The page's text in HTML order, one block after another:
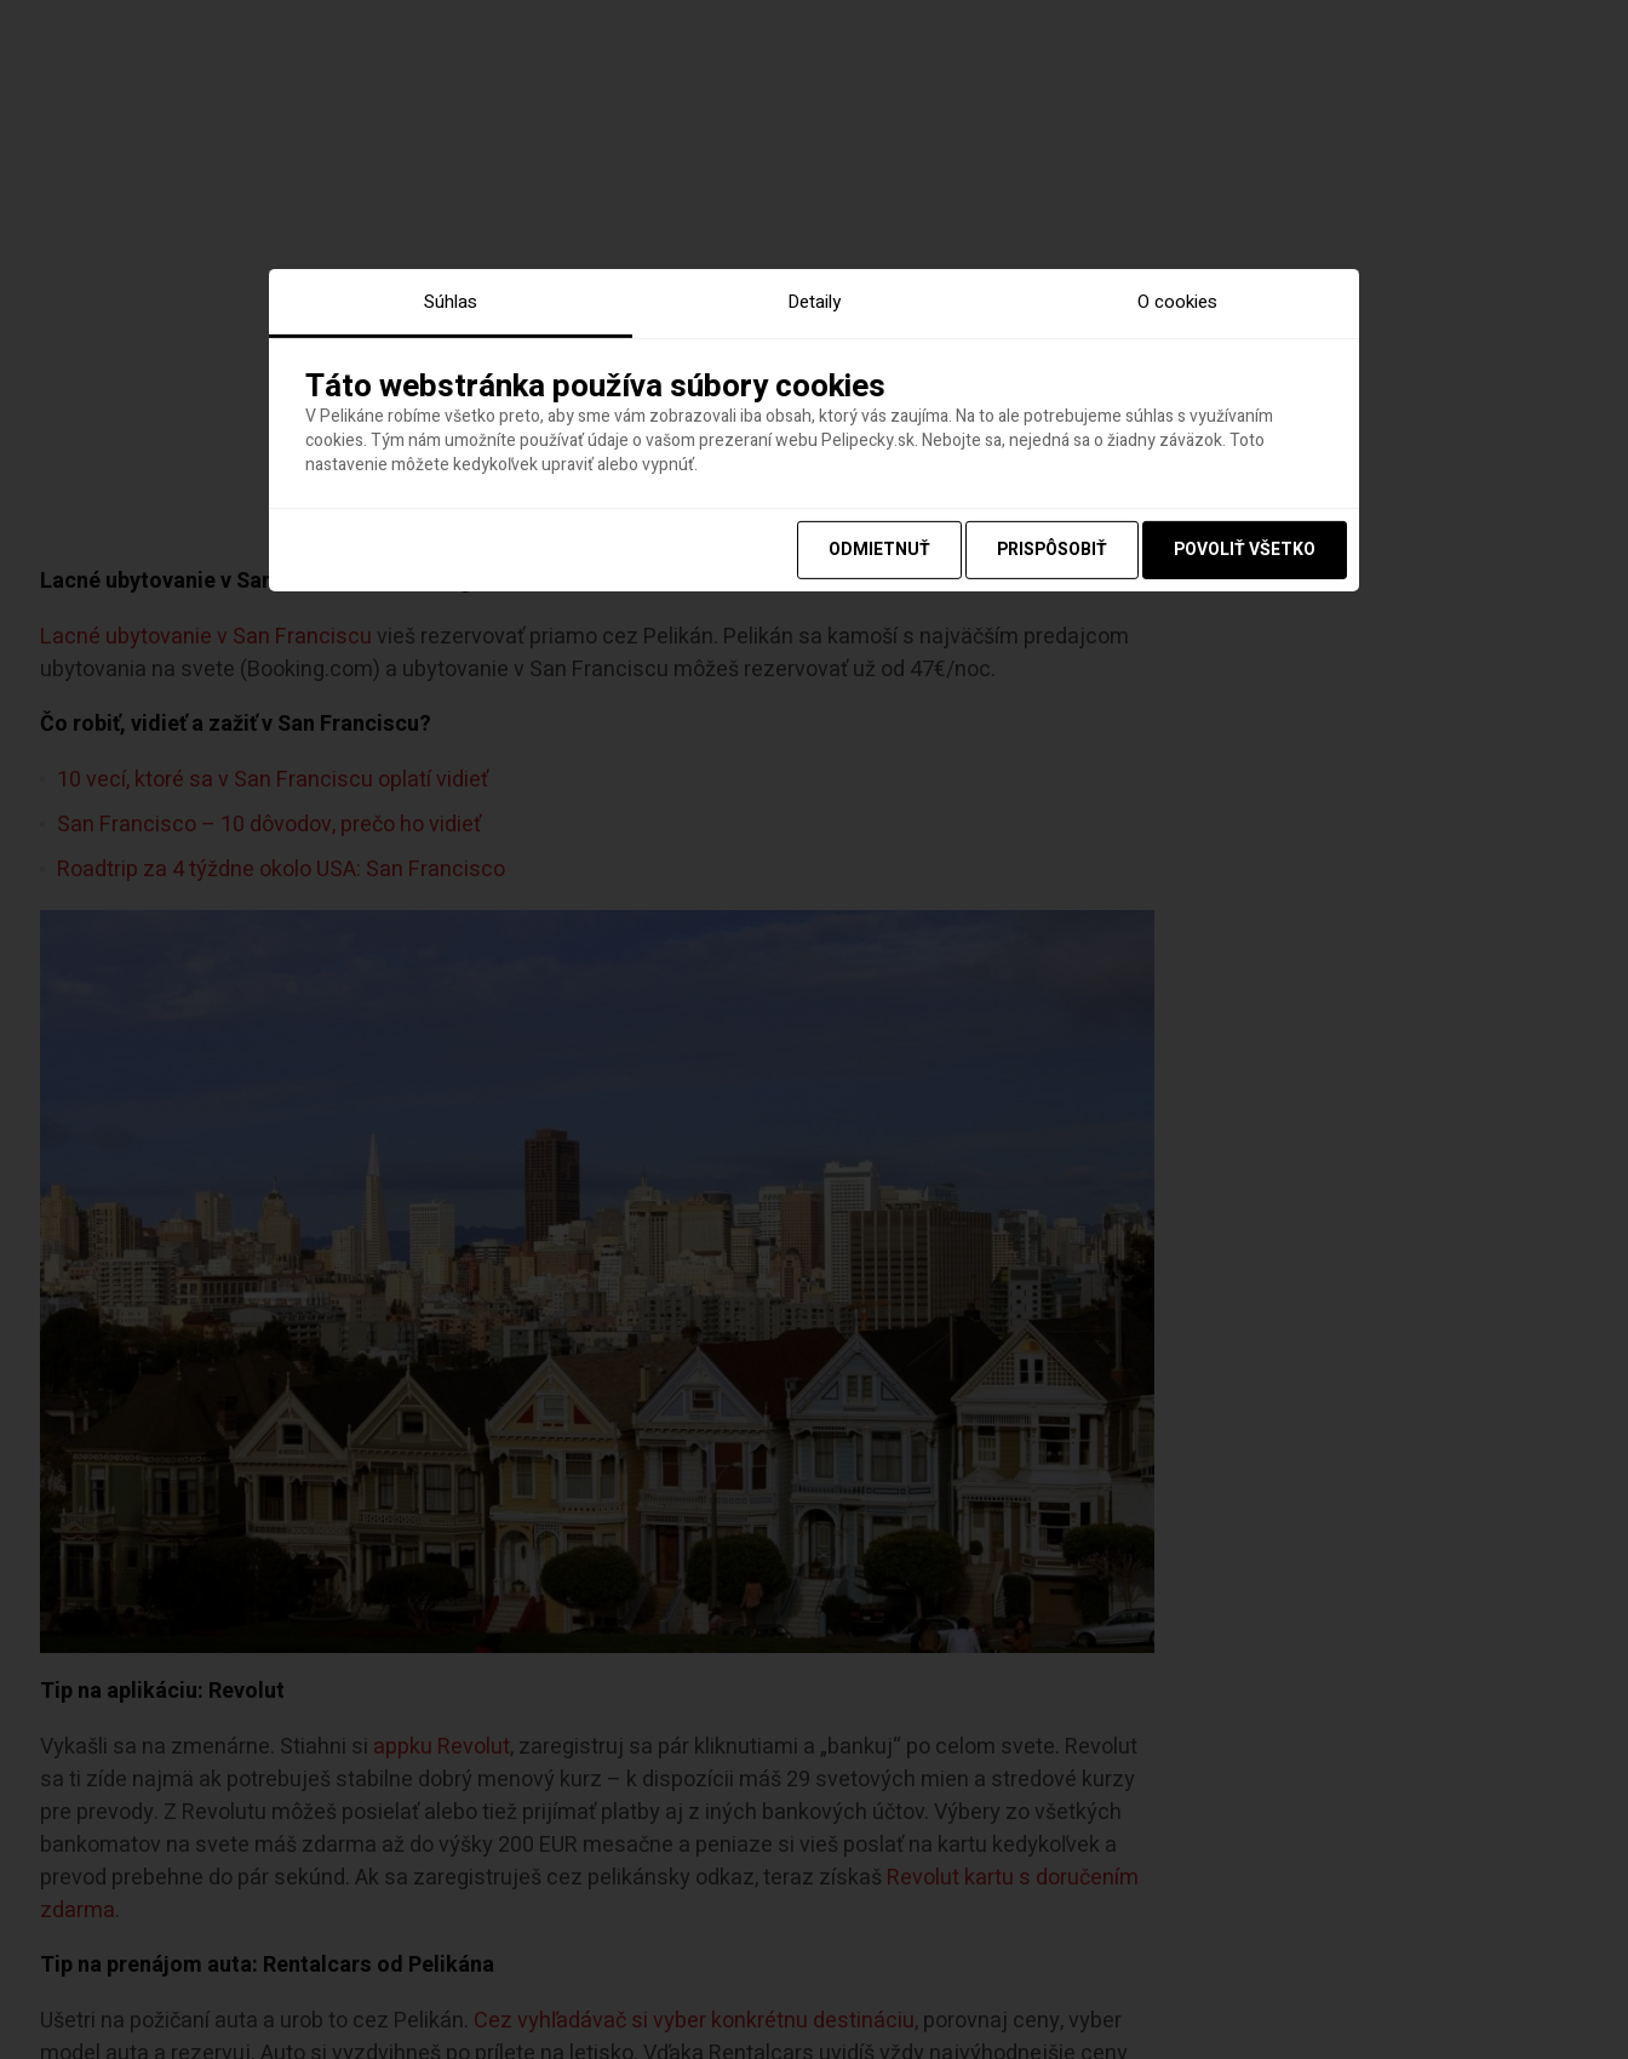
Lacné ubytovanie v San Franciscu: Booking.com s Pelikánom
Lacné ubytovanie v San Franciscu vieš rezervovať priamo cez Pelikán. Pelikán sa kamoší s najväčším predajcom
ubytovania na svete (Booking.com) a ubytovanie v San Franciscu môžeš rezervovať už od 47€/noc.
Čo robiť, vidieť a zažiť v San Franciscu?
10 vecí, ktoré sa v San Franciscu oplatí vidieť
San Francisco – 10 dôvodov, prečo ho vidieť
Roadtrip za 4 týždne okolo USA: San Francisco
Tip na aplikáciu: Revolut
Vykašli sa na zmenárne. Stiahni si appku Revolut, zaregistruj sa pár kliknutiami a „bankuj“ po celom svete. Revolut
sa ti zíde najmä ak potrebuješ stabilne dobrý menový kurz – k dispozícii máš 29 svetových mien a stredové kurzy
pre prevody. Z Revolutu môžeš posielať alebo tiež prijímať platby aj z iných bankových účtov. Výbery zo všetkých
bankomatov na svete máš zdarma až do výšky 200 EUR mesačne a peniaze si vieš poslať na kartu kedykoľvek a
prevod prebehne do pár sekúnd. Ak sa zaregistruješ cez pelikánsky odkaz, teraz získaš Revolut kartu s doručením
zdarma.
Tip na prenájom auta: Rentalcars od Pelikána
Ušetri na požičaní auta a urob to cez Pelikán. Cez vyhľadávač si vyber konkrétnu destináciu, porovnaj ceny, vyber
Súhlas Detaily O cookies
Táto webstránka používa súbory cookies
V Pelikáne robíme všetko preto, aby sme vám zobrazovali iba obsah, ktorý vás zaujíma. Na to ale potrebujeme súhlas s využívaním
cookies. Tým nám umožníte používať údaje o vašom prezeraní webu Pelipecky.sk. Nebojte sa, nejedná sa o žiadny záväzok. Toto
nastavenie môžete kedykoľvek upraviť alebo vypnúť.
ODMIETNUŤ PRISPÔSOBIŤ POVOLIŤ VŠETKO